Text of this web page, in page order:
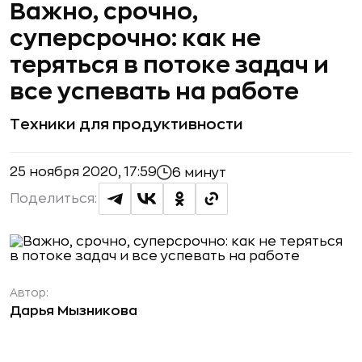
Важно, срочно,
суперсрочно: как не
теряться в потоке задач и
все успевать на работе
Техники для продуктивности
25 ноября 2020, 17:59 6 минут
Поделиться:
Автор:
Дарья Мызникова